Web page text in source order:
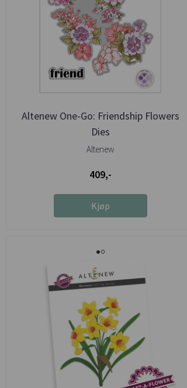
Altenew One-Go: Friendship Flowers
Dies
Altenew
409,-
Kjøp